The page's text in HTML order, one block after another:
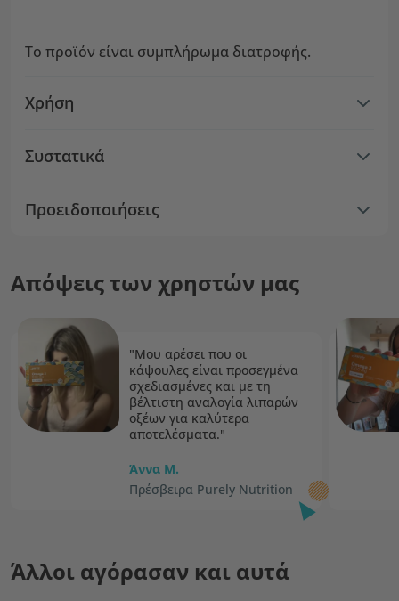
Το προϊόν είναι συμπλήρωμα διατροφής.
Χρήση
Συστατικά
Προειδοποιήσεις
Απόψεις των χρηστών μας
"Μου αρέσει που οι
κάψουλες είναι προσεγμένα
σχεδιασμένες και με τη
βέλτιστη αναλογία λιπαρών
οξέων για καλύτερα
αποτελέσματα."
Άννα Μ.
Πρέσβειρα Purely Nutrition
Άλλοι αγόρασαν και αυτά